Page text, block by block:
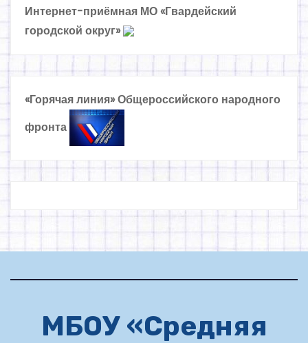
Интернет-приёмная МО «Гвардейский
городской округ»
«Горячая линия» Общероссийского народного
фронта
МБОУ «Средняя